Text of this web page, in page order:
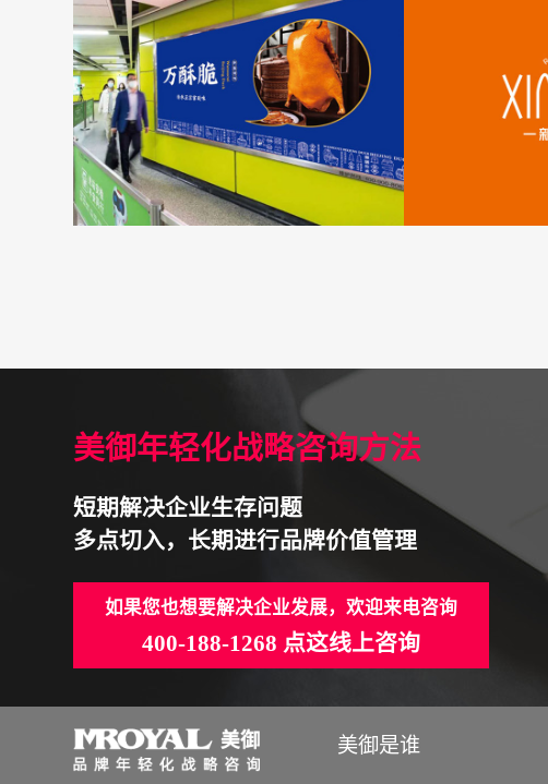
美御年轻化战略咨询方法
短期解决企业生存问题
多点切入，长期进行品牌价值管理
如果您也想要解决企业发展，欢迎来电咨询
400-188-1268 点这线上咨询
美御是谁